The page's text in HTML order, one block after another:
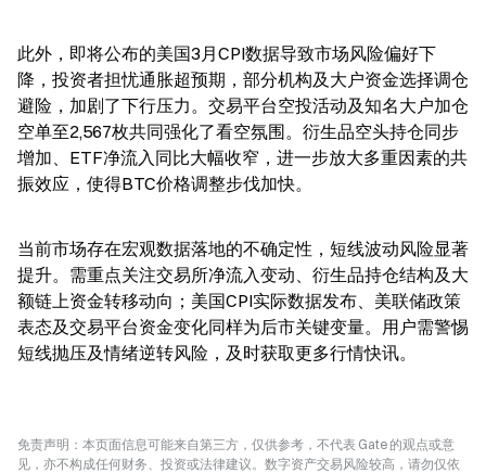
此外，即将公布的美国3月CPI数据导致市场风险偏好下
降，投资者担忧通胀超预期，部分机构及大户资金选择调仓
避险，加剧了下行压力。交易平台空投活动及知名大户加仓
空单至2,567枚共同强化了看空氛围。衍生品空头持仓同步
增加、ETF净流入同比大幅收窄，进一步放大多重因素的共
振效应，使得BTC价格调整步伐加快。
当前市场存在宏观数据落地的不确定性，短线波动风险显著
提升。需重点关注交易所净流入变动、衍生品持仓结构及大
额链上资金转移动向；美国CPI实际数据发布、美联储政策
表态及交易平台资金变化同样为后市关键变量。用户需警惕
短线抛压及情绪逆转风险，及时获取更多行情快讯。
免责声明：本页面信息可能来自第三方，仅供参考，不代表 Gate 的观点或意
见，亦不构成任何财务、投资或法律建议。数字资产交易风险较高，请勿仅依